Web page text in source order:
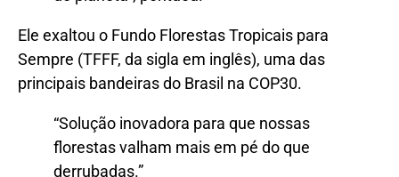
Ele exaltou o Fundo Florestas Tropicais para
Sempre (TFFF, da sigla em inglês), uma das
principais bandeiras do Brasil na COP30.
“Solução inovadora para que nossas
florestas valham mais em pé do que
derrubadas.”